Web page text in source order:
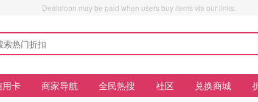
Dealmoon may be paid when users buy items via our links.
用卡 商家导航 全民热搜 社区 兑换商城